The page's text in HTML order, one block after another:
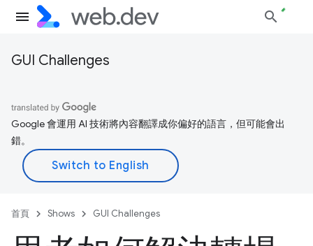
GUI Challenges
Google 會運用 AI 技術將內容翻譯成你偏好的語言，但可能會出
錯。
首頁 Shows GUI Challenges